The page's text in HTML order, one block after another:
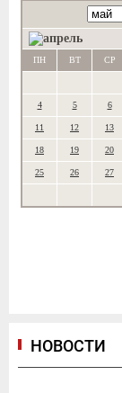
ПН ВТ СР
4 5 6
11 12 13
18 19 20
25 26 27
НОВОСТИ